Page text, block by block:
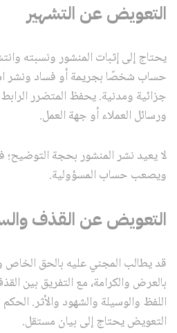
التعويض عن التشهير
يحتاج إلى إثبات المنشور ونسبته
حساب شخصًا بجريمة أو فساد ونشر
جزائية ومدنية. يحفظ المتضرر
ورسائل العملاء أو جهة العمل.
لا يعيد نشر المنشور بحجة
ويصعب حساب المسؤولية.
التعويض عن القذف
قد يطالب المجني عليه بالحق
بالعرض والكرامة، مع التفريق بين
اللفظ والوسيلة والشهود والأثر.
التعويض يحتاج إلى بيان مستقل.